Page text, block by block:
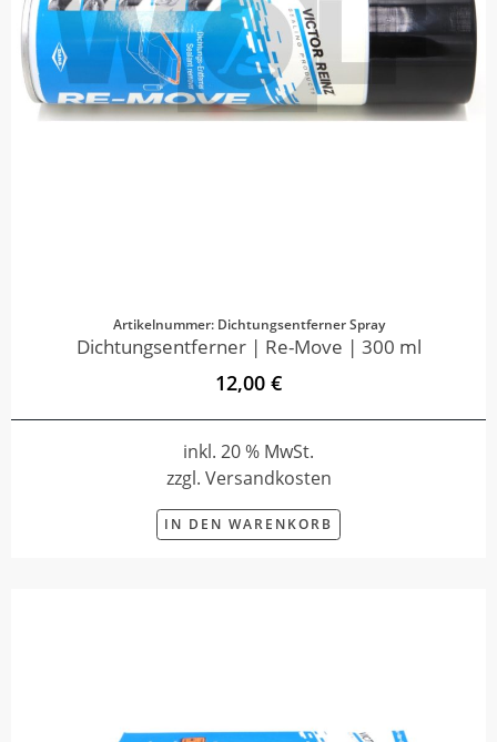
Artikelnummer: Dichtungsentferner Spray
Dichtungsentferner | Re-Move | 300 ml
12,00 €
inkl. 20 % MwSt.
zzgl. Versandkosten
IN DEN WARENKORB